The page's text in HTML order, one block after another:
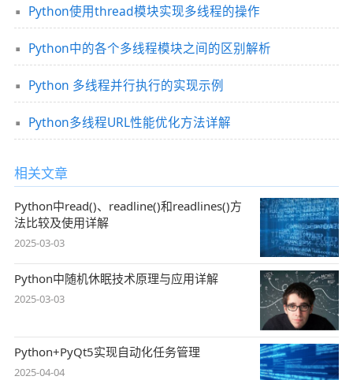
Python使用thread模块实现多线程的操作
Python中的各个多线程模块之间的区别解析
Python 多线程并行执行的实现示例
Python多线程URL性能优化方法详解
相关文章
Python中read()、readline()和readlines()方
法比较及使用详解
2025-03-03
Python中随机休眠技术原理与应用详解
2025-03-03
Python+PyQt5实现自动化任务管理
2025-04-04